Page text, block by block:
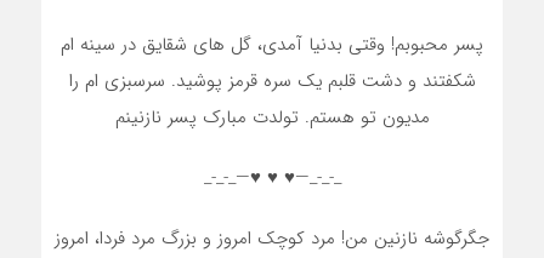
پسر محبوبم! وقتی بدنیا آمدی، گل های شقایق در سینه ام
شکفتند و دشت قلبم یک سره قرمز پوشید. سرسبزی ام را
مدیون تو هستم. تولدت مبارک پسر نازنینم
_-_-_—♥️ ♥️ ♥️—_-_-_
جگرگوشه نازنین من! مرد کوچک امروز و بزرگ مرد فردا، امروز